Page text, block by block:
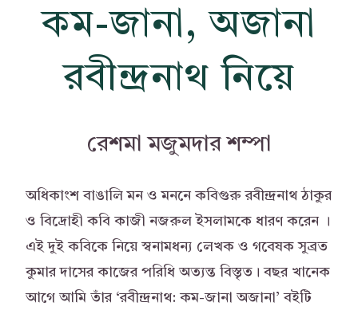
কম-জানা, অজানা
রবীন্দ্রনাথ নিয়ে
রেশমা মজুমদার শম্পা
অধিকাংশ বাঙালি মন ও মননে কবিগুরু রবীন্দ্রনাথ ঠাকুর
ও বিদ্রোহী কবি কাজী নজরুল ইসলামকে ধারণ করেন ।
এই দুই কবিকে নিয়ে স্বনামধন্য লেখক ও গবেষক সুব্রত
কুমার দাসের কাজের পরিধি অত্যন্ত বিস্তৃত। বছর খানেক
আগে আমি তাঁর ‘রবীন্দ্রনাথ: কম-জানা অজানা’ বইটি